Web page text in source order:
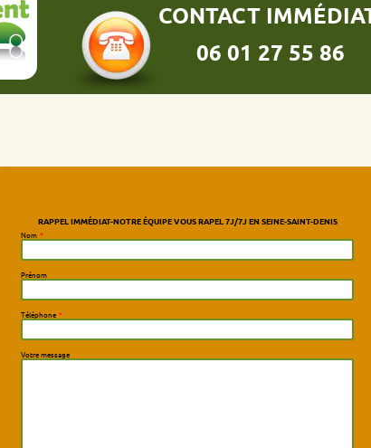
CONTACT IMMÉDIAT :
06 01 27 55 86
IMMÉDIAT-NOTRE ÉQUIPE VOUS RAPEL 7J/7J EN SEINE-SAINT-DENIS